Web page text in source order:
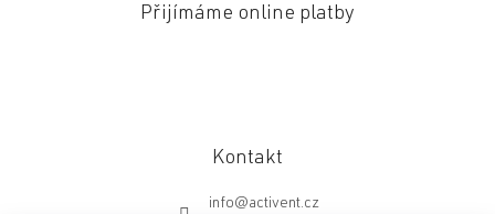
Přijímáme online platby
Kontakt
info@activent.cz